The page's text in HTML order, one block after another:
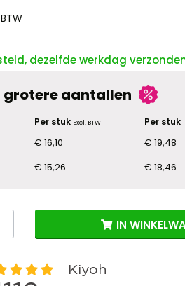
dezelfde werkdag
aantallen
Per stuk Excl. BTW Per stuk
€ 16,10
€ 19,48
€ 15,26 € 18,46
IN